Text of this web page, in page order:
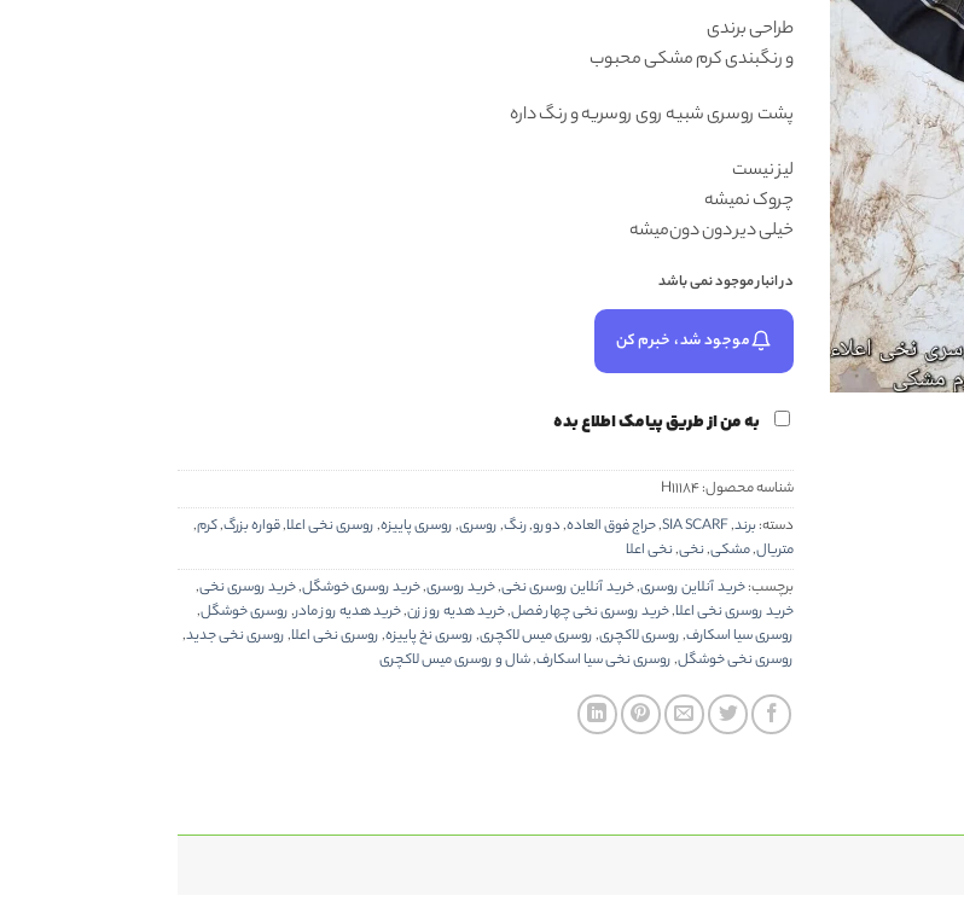
طراحی برندی
و رنگبندی کرم مشکی محبوب
پشت روسری شبیه روی روسریه و رنگ داره
لیز نیست
چروک نمیشه
خیلی دیر دون دون‌میشه
در انبار موجود نمی باشد
موجود شد، خبرم کن
به من از طریق پیامک اطلاع بده
شناسه محصول:H11184
دسته:برند,
SIA SCARF
,حراج فوق العاده,دورو,رنگ,روسری,روسری پاییزه,روسری نخی اعلا,قواره بزرگ,کرم,
متریال,مشکی,نخی,نخی اعلا
برچسب:خرید آنلاین روسری,خرید آنلاین روسری نخی,خرید روسری,خرید روسری خوشگل,خرید روسری نخی,
خرید روسری نخی اعلا,خرید روسری نخی چهار فصل,خرید هدیه روز زن,خرید هدیه روز مادر,روسری خوشگل,
روسری سیا اسکارف,روسری لاکچری,روسری میس لاکچری,روسری نخ پاییزه,روسری نخی اعلا,روسری نخی جدید,
روسری نخی خوشگل,روسری نخی سیا اسکارف,شال و روسری میس لاکچری